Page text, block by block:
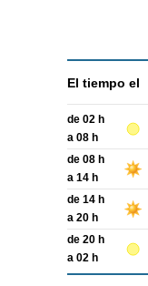
El tiempo el
de 02 h
a 08 h
de 08 h
a 14 h
de 14 h
a 20 h
de 20 h
a 02 h